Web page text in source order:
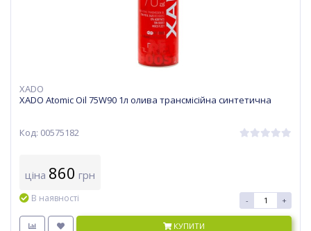
XADO
XADO Atomic Oil 75W90 1л олива трансмісійна синтетична
Код: 00575182
ціна 860 грн
В наявності - +
КУПИТИ